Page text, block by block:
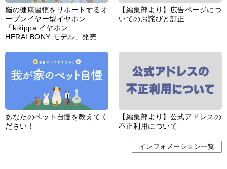
脳の健康習慣をサポートするオ
ープンイヤー型イヤホン
「kikippa イヤホン
HERALBONY モデル」発売
【編集部より】広告ページにつ
いてのお詫びと訂正
あなたのペット自慢を教えてく
ださい！
【編集部より】公式アドレスの
不正利用について
インフォメーション一覧